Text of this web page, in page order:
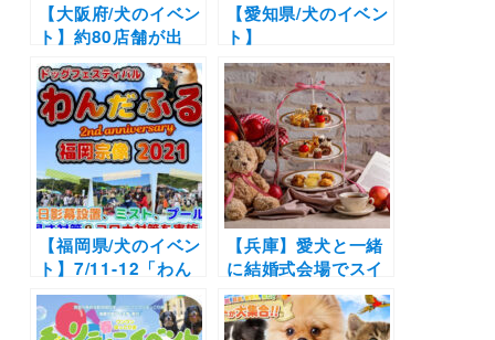
【大阪府/犬のイベン
ト】約80店舗が出
店！着物グランプリ
やテーマ別オフ会も
同時開催♪「新春ド
ッグ 2023」（花博
記念公園鶴⾒緑地内
ハナミズキホールお
よび付属展⽰場）
1/7-1/8
【愛知県/犬のイベン
ト】
「wanndarake」
（「Maker’s Pier」
メイカーズ ピア）に
行こう！プールや水
遊びエリアなど1日
中楽しめる♪
【福岡県/犬のイベン
ト】7/11-12「わん
だふる！福岡宗像
2021」（道の駅むな
【兵庫】愛犬と一緒
に結婚式会場でスイ
ーツタイムを堪能！
芦屋「アートグレイ